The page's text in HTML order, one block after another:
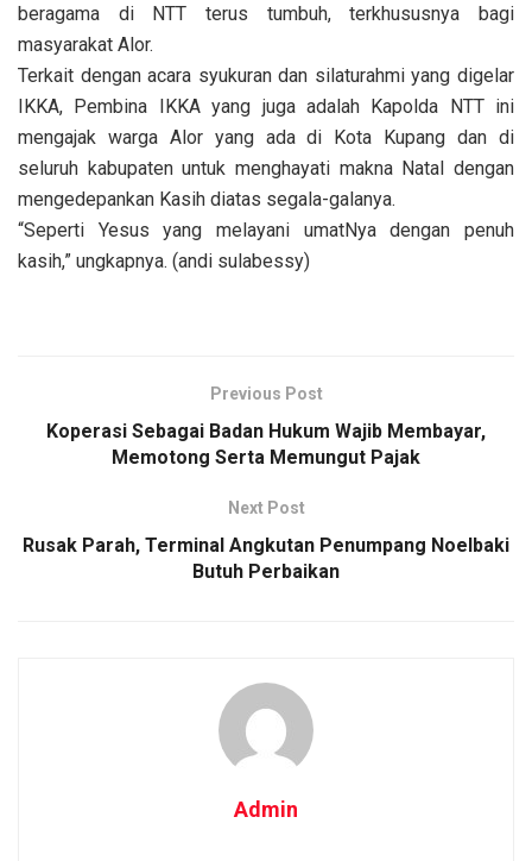
beragama di NTT terus tumbuh, terkhususnya bagi
masyarakat Alor.
Terkait dengan acara syukuran dan silaturahmi yang digelar
IKKA, Pembina IKKA yang juga adalah Kapolda NTT ini
mengajak warga Alor yang ada di Kota Kupang dan di
seluruh kabupaten untuk menghayati makna Natal dengan
mengedepankan Kasih diatas segala-galanya.
“Seperti Yesus yang melayani umatNya dengan penuh
kasih,” ungkapnya. (andi sulabessy)
Previous Post
Koperasi Sebagai Badan Hukum Wajib Membayar,
Memotong Serta Memungut Pajak
Next Post
Rusak Parah, Terminal Angkutan Penumpang Noelbaki
Butuh Perbaikan
Admin